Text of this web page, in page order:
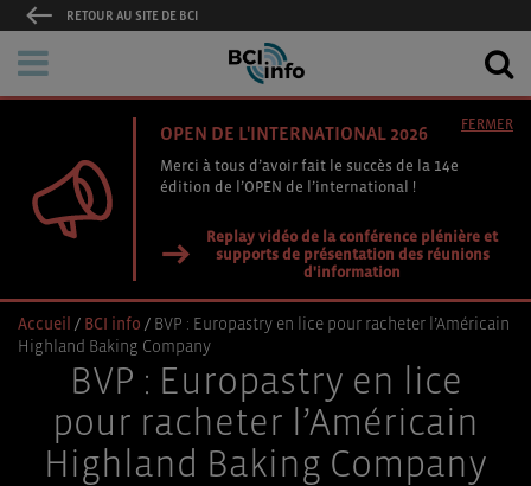
RETOUR AU SITE DE BCI
OPEN DE L'INTERNATIONAL 2026
Merci à tous d’avoir fait le succès de la 14e
édition de l’OPEN de l’international !
Replay vidéo de la conférence plénière et
supports de présentation des réunions
d'information
FERMER
Accueil / BCI info / BVP : Europastry en lice pour racheter l’Américain
Highland Baking Company
BVP : Europastry en lice
pour racheter l’Américain
Highland Baking Company